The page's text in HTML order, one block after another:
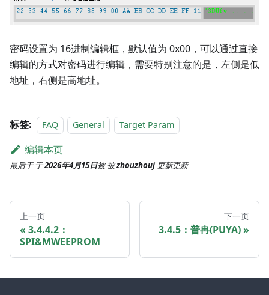
密码设置为 16进制编辑框，默认值为 0x00，可以通过直接
编辑的方式对密码进行编辑，需要特别注意的是，左侧是低
地址，右侧是高地址。
标签: FAQ General Target Param
编辑本页
最后于于2026年4月15日被被zhouzhouj更新更新
上一页
3.4.4.2：
SPI&MWEEPROM
下一页
3.4.5：普冉(PUYA)